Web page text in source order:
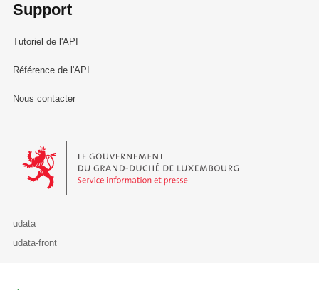
Support
Tutoriel de l'API
Référence de l'API
Nous contacter
Le Gouvernement du Grand-Duché de Luxembourg - Service
udata
udata-front